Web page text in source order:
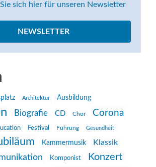
sich hier für unseren Newsletter
NEWSLETTER
Architektur Ausbildung
Biografie CD Chor Corona
Festival Führung Gesundheit
Kammermusik
Klassik
Komponist Konzert